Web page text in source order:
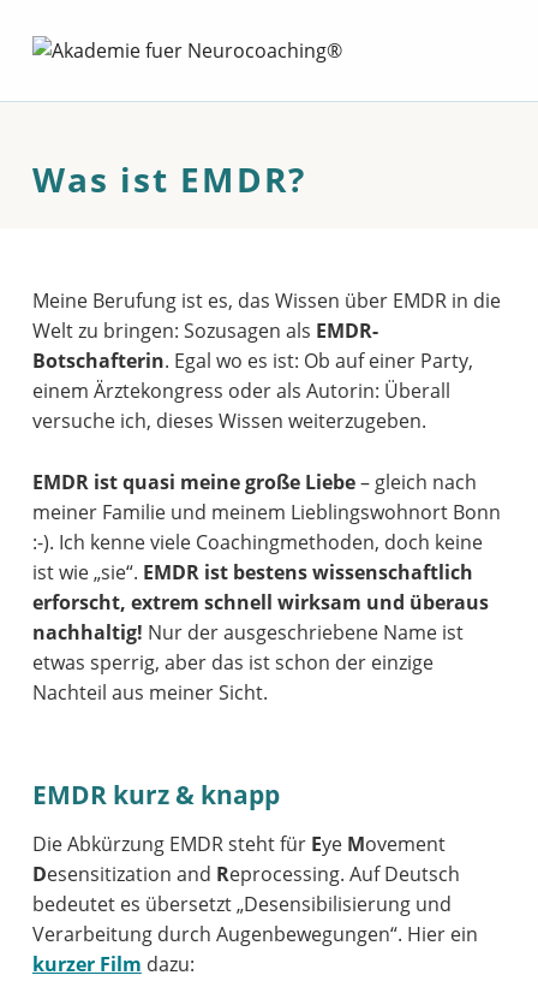
Was ist EMDR? – Akademie fuer
AKADEMIE FUER NEUROCOACHING®
AKADEMIE FUER NEUROCOACHING®
Was ist EMDR?
Meine Berufung ist es, das Wissen über EMDR in die
Welt zu bringen: Sozusagen als EMDR-
Botschafterin. Egal wo es ist: Ob auf einer Party,
einem Ärztekongress oder als Autorin: Überall
versuche ich, dieses Wissen weiterzugeben.
EMDR ist quasi meine große Liebe– gleich nach
meiner Familie und meinem Lieblingswohnort Bonn
:-). Ich kenne viele Coachingmethoden, doch keine
ist wie „sie“. EMDR ist bestens wissenschaftlich
erforscht, extrem schnell wirksam und überaus
nachhaltig! Nur der ausgeschriebene Name ist
etwas sperrig, aber das ist schon der einzige
Nachteil aus meiner Sicht.
EMDR kurz & knapp
Die Abkürzung EMDR steht für Eye Movement
Desensitization and Reprocessing. Auf Deutsch
bedeutet es übersetzt „Desensibilisierung und
Verarbeitung durch Augenbewegungen“. Hier ein
kurzer Film dazu: